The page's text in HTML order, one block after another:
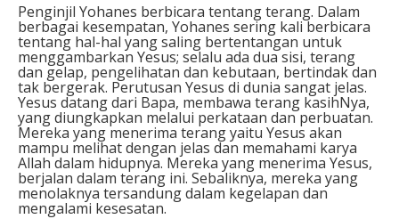
Penginjil Yohanes berbicara tentang terang. Dalam
berbagai kesempatan, Yohanes sering kali berbicara
tentang hal-hal yang saling bertentangan untuk
menggambarkan Yesus; selalu ada dua sisi, terang
dan gelap, pengelihatan dan kebutaan, bertindak dan
tak bergerak. Perutusan Yesus di dunia sangat jelas.
Yesus datang dari Bapa, membawa terang kasihNya,
yang diungkapkan melalui perkataan dan perbuatan.
Mereka yang menerima terang yaitu Yesus akan
mampu melihat dengan jelas dan memahami karya
Allah dalam hidupnya. Mereka yang menerima Yesus,
berjalan dalam terang ini. Sebaliknya, mereka yang
menolaknya tersandung dalam kegelapan dan
mengalami kesesatan.